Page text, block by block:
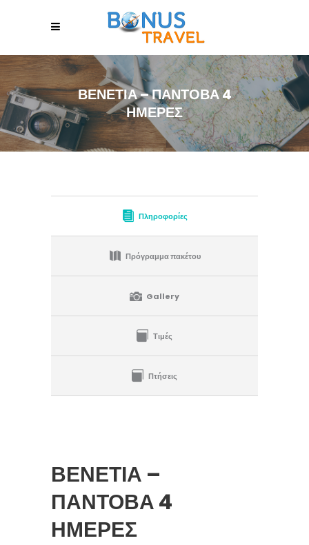
ΒΕΝΕΤΊΑ – ΠΆΝΤΟΒΑ 4
ΗΜΈΡΕΣ
Πληροφορίες
Πρόγραμμα πακέτου
Gallery
Τιμές
Πτήσεις
ΒΕΝΕΤΊΑ –
ΠΆΝΤΟΒΑ 4
ΗΜΈΡΕΣ